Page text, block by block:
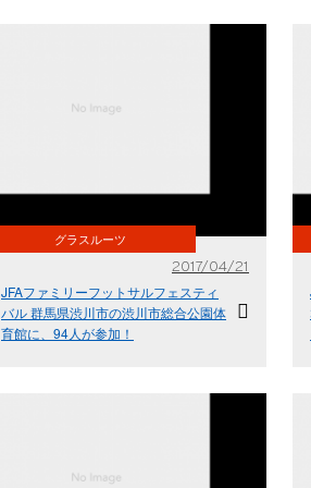
グラスルーツ
2017/04/21
JFAファミリーフットサルフェスティ
バル 群馬県渋川市の渋川市総合公園体
育館に、94人が参加！